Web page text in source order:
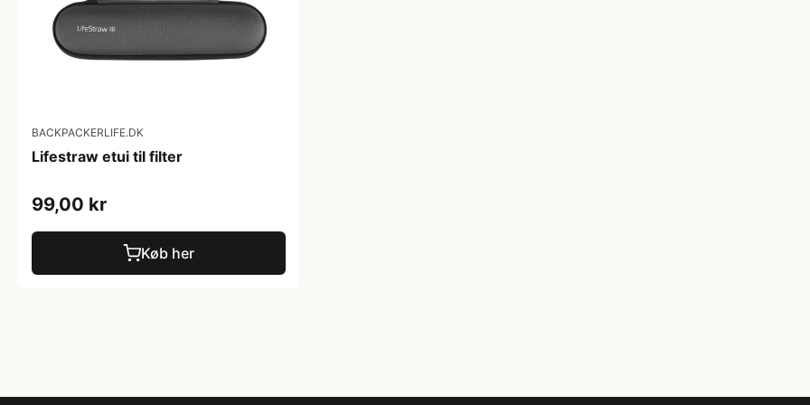
BACKPACKERLIFE.DK
Lifestraw etui til filter
99,00 kr
Køb her